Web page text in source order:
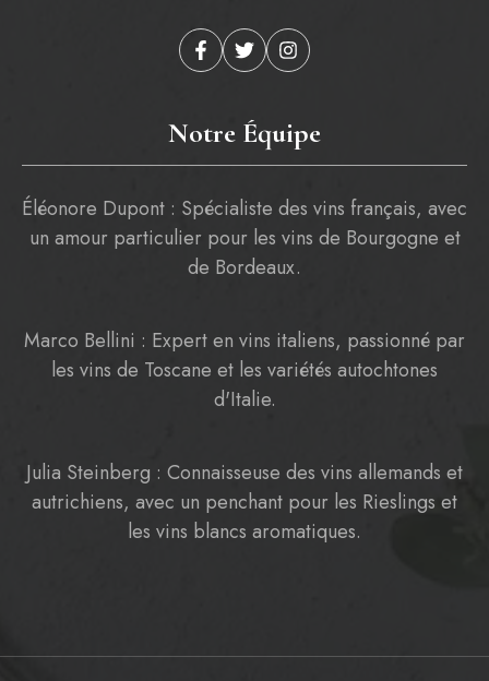
Notre Équipe
Éléonore Dupont : Spécialiste des vins français, avec
un amour particulier pour les vins de Bourgogne et
de Bordeaux.
Marco Bellini : Expert en vins italiens, passionné par
les vins de Toscane et les variétés autochtones
d'Italie.
Julia Steinberg : Connaisseuse des vins allemands et
autrichiens, avec un penchant pour les Rieslings et
les vins blancs aromatiques.